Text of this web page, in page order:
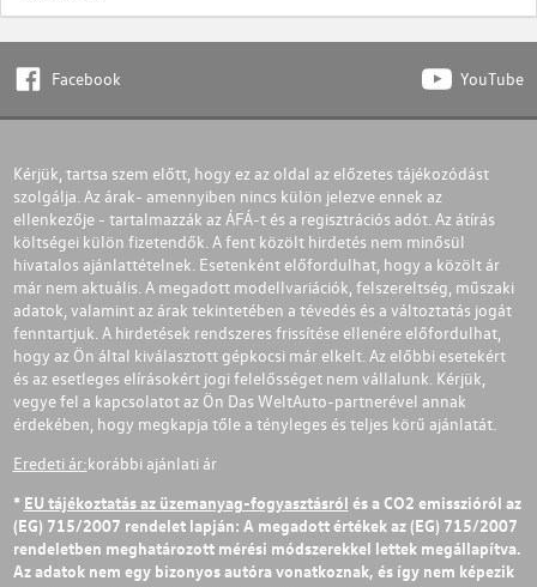
Facebook YouTube
Kérjük, tartsa szem előtt, hogy ez az oldal az előzetes tájékozódást
szolgálja. Az árak- amennyiben nincs külön jelezve ennek az
ellenkezője - tartalmazzák az ÁFÁ-t és a regisztrációs adót. Az átírás
költségei külön fizetendők. A fent közölt hirdetés nem minősül
hivatalos ajánlattételnek. Esetenként előfordulhat, hogy a közölt ár
már nem aktuális. A megadott modellvariációk, felszereltség, műszaki
adatok, valamint az árak tekintetében a tévedés és a változtatás jogát
fenntartjuk. A hirdetések rendszeres frissítése ellenére előfordulhat,
hogy az Ön által kiválasztott gépkocsi már elkelt. Az előbbi esetekért
és az esetleges elírásokért jogi felelősséget nem vállalunk. Kérjük,
vegye fel a kapcsolatot az Ön Das WeltAuto-partnerével annak
érdekében, hogy megkapja tőle a tényleges és teljes körű ajánlatát.
Eredeti ár:korábbi ajánlati ár
* EU tájékoztatás az üzemanyag-fogyasztásról és a CO2 emisszióról az
(EG) 715/2007 rendelet lapján: A megadott értékek az (EG) 715/2007
rendeletben meghatározott mérési módszerekkel lettek megállapítva.
Az adatok nem egy bizonyos autóra vonatkoznak, és így nem képezik